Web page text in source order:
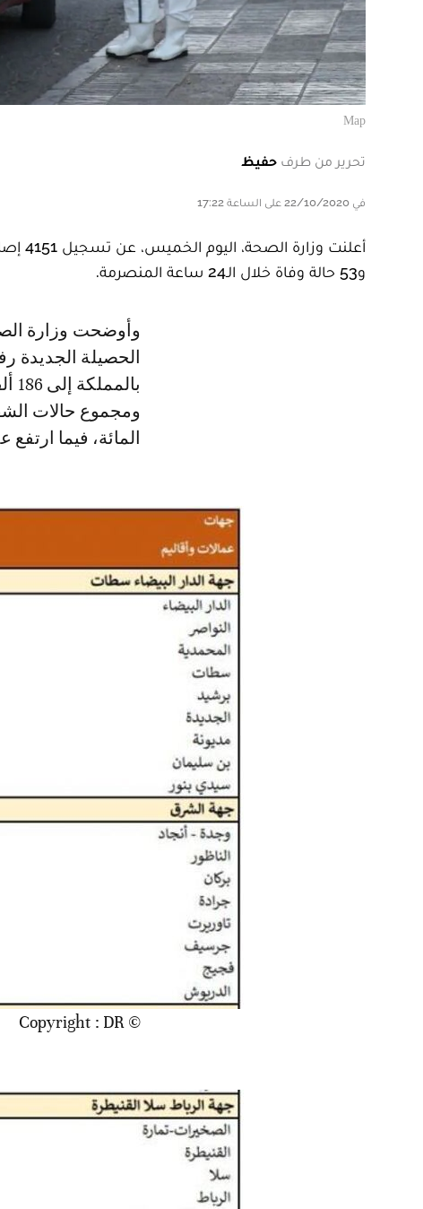
Map
تحرير من طرف حفيظ
في 22/10/2020 على الساعة 17:22
و53 حالة وفاة خلال الـ24 ساعة المنصرمة.
وأوضحت وزارة الصحة، في النشرة اليومية لنتائج الرصد الوبائي لكوفيد-19، أن
الحصيلة الجديدة
المائة، فيما ارتفع عدد الوفيات إلى 3132
© Copyright : DR